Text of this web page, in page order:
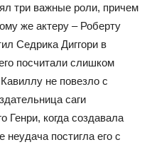
три важные роли, причем
же актеру – Роберту
Седрика Диггори в
посчитали слишком
не повезло с
саги
Генри, когда создавала
неудача постигла его с